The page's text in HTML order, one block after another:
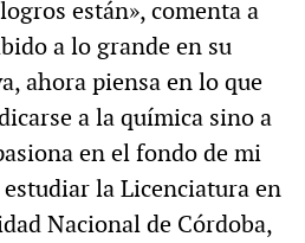
están», comenta a
a lo grande en su
ahora piensa en lo que
a la química sino a
en el fondo de mi
la Licenciatura en
Nacional de Córdoba,